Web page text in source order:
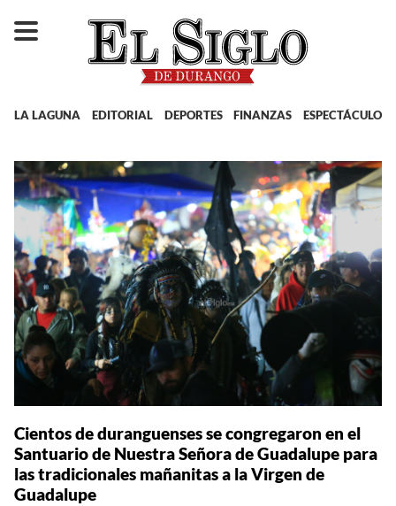
LA LAGUNA EDITORIAL DEPORTES FINANZAS ESPECTÁCULOS
Cientos de duranguenses se congregaron en el
Santuario de Nuestra Señora de Guadalupe para
las tradicionales mañanitas a la Virgen de
Guadalupe